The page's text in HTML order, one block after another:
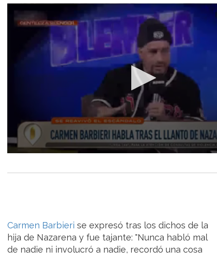
Carmen Barbieri se expresó tras los dichos de la
hija de Nazarena y fue tajante: "Nunca habló mal
de nadie ni involucró a nadie, recordó una cosa